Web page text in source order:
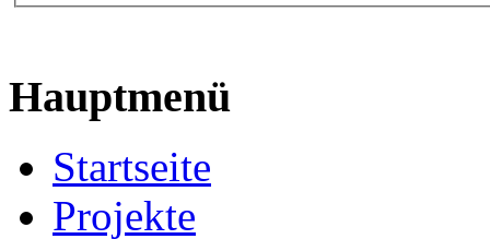
Hauptmenü
Startseite
Projekte